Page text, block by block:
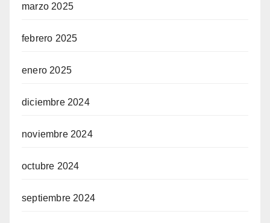
marzo 2025
febrero 2025
enero 2025
diciembre 2024
noviembre 2024
octubre 2024
septiembre 2024